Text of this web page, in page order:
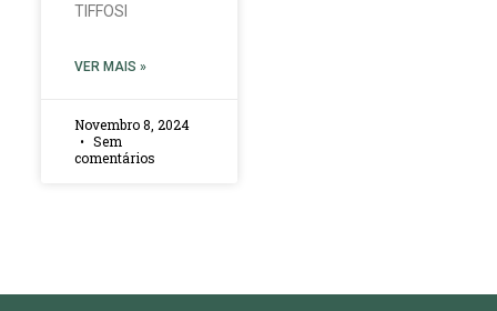
TIFFOSI
VER MAIS »
Novembro 8, 2024
Sem
comentários